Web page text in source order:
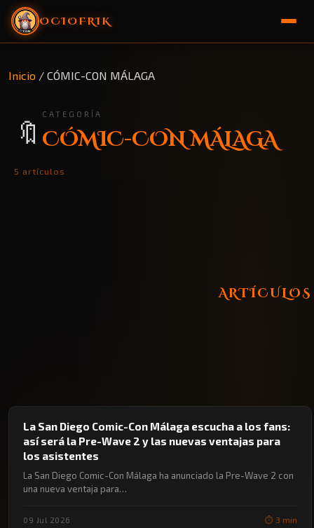
OCIOFRIK
Inicio / CÓMIC-CON MÁLAGA
🔖
CATEGORÍA
CÓMIC-CON MÁLAGA
5 artículos
ARTÍCULOS
🔖 CÓMIC-CON MÁLAGA
La San Diego Comic-Con Málaga escucha a los fans:
así será la Pre-Wave 2 y las nuevas ventajas para
los asistentes
La San Diego Comic-Con Málaga ha anunciado la Pre-Wave 2 con
una nueva ventaja para…
09 Jul 2026 ⏱️ 3 min